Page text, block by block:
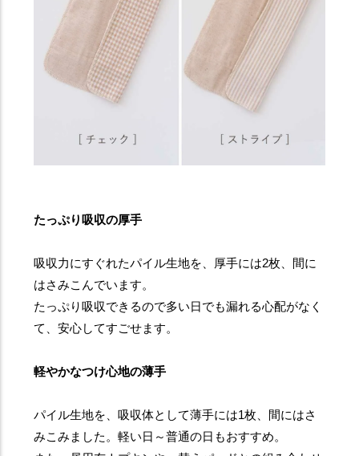
たっぷり吸収の厚手
吸収力にすぐれたパイル生地を、厚手には2枚、間に
はさみこんでいます。
たっぷり吸収できるので多い日でも漏れる心配がなく
て、安心してすごせます。
軽やかなつけ心地の薄手
パイル生地を、吸収体として薄手には1枚、間にはさ
みこみました。軽い日～普通の日もおすすめ。